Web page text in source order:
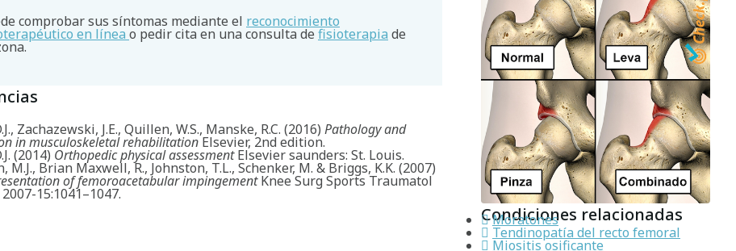
comprobar sus síntomas mediante el reconocimiento
en línea o pedir cita en una consulta de fisioterapia de
Zachazewski, J.E., Quillen, W.S., Manske, R.C. (2016) Pathology and
in musculoskeletal rehabilitation Elsevier, 2nd edition.
(2014) Orthopedic physical assessmentElsevier saunders: St. Louis.
M.J., Brian Maxwell, R., Johnston, T.L., Schenker, M. & Briggs, K.K. (2007)
of femoroacetabular impingementKnee Surg Sports Traumatol
15:1041–1047.
Condiciones relacionadas
Moratones
Tendinopatía del recto femoral
Miositis osificante